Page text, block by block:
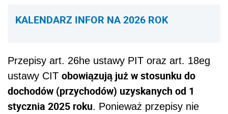
KALENDARZ INFOR NA 2026 ROK
Przepisy art. 26he ustawy PIT oraz art. 18eg
ustawy CIT obowiązują już w stosunku do
dochodów (przychodów) uzyskanych od 1
stycznia 2025 roku. Ponieważ przepisy nie